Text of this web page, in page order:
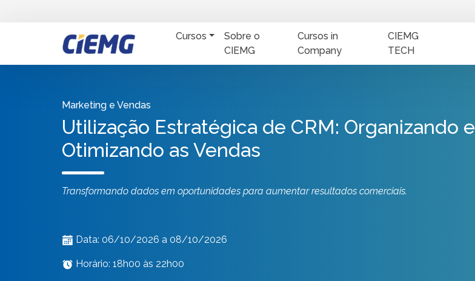
Cursos
Sobre o
CIEMG
Cursos in
Company
CIEMG
TECH
Marketing e Vendas
Utilização Estratégica de CRM: Organizando e
Otimizando as Vendas
Transformando dados em oportunidades para aumentar resultados comerciais.
Data: 06/10/2026 a 08/10/2026
Horário: 18h00 às 22h00